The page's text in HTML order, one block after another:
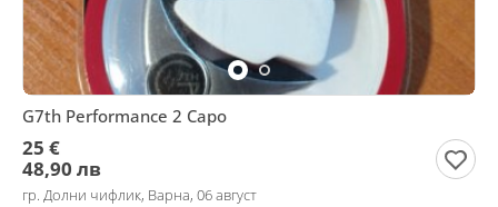
G7th Performance 2 Capo
25 €
48,90 лв
гр. Долни чифлик, Варна, 06 август